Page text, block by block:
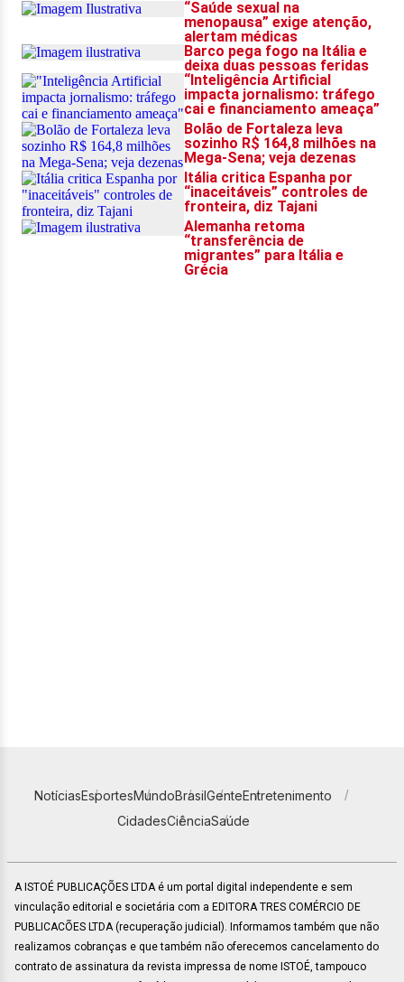
NotíciasEsportesMundoBrasilGenteEntretenimento
CidadesCiênciaSaúde
A ISTOÉ PUBLICAÇÕES LTDA é um portal digital independente e sem
vinculação editorial e societária com a EDITORA TRES COMÉRCIO DE
PUBLICACÕES LTDA (recuperação judicial). Informamos também que não
realizamos cobranças e que também não oferecemos cancelamento do
contrato de assinatura da revista impressa de nome ISTOÉ, tampouco